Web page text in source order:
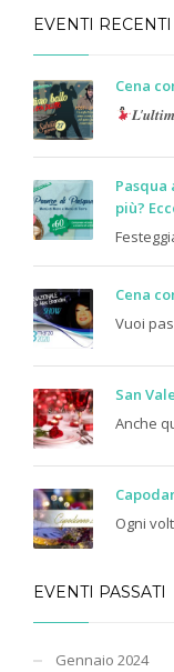
EVENTI RECENTI
Cena
più?
Cena
Vuoi
San
Anche
Ogni
EVENTI PASSATI
Gennaio 2024